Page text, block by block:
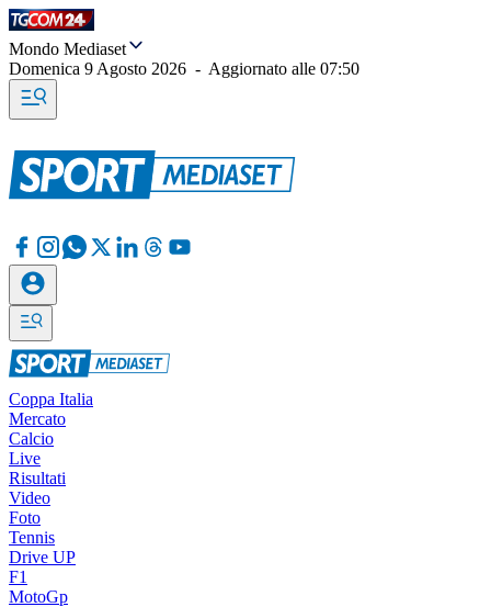
Mondo Mediaset
Domenica 9 Agosto 2026 - Aggiornato alle 07:50
Coppa Italia
Mercato
Calcio
Live
Risultati
Video
Foto
Tennis
Drive UP
F1
MotoGp